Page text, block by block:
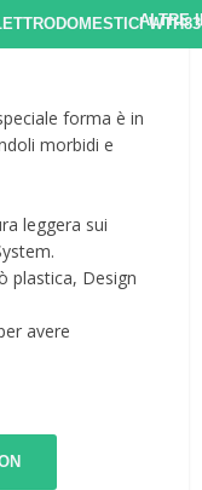
ALTRE
forma è in
morbidi e
leggera sui
plastica, Design
avere